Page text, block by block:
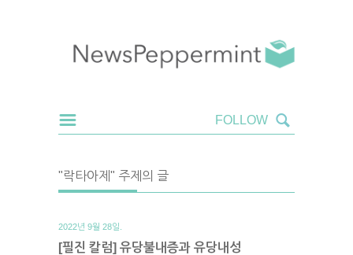
"락타아제" 주제의 글
2022년 9월 28일.
[필진 칼럼] 유당불내증과 유당내성